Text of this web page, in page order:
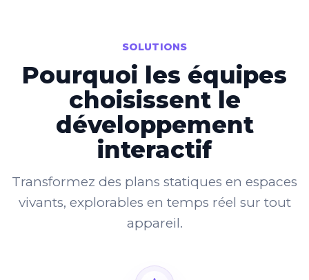
SOLUTIONS
Pourquoi les équipes
choisissent le
développement
interactif
Transformez des plans statiques en espaces
vivants, explorables en temps réel sur tout
appareil.